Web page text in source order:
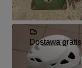
Dostawa gratis